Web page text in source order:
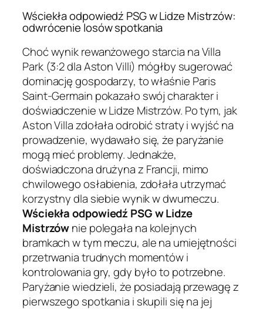
Wściekła odpowiedź PSG w Lidze Mistrzów:
odwrócenie losów spotkania
Choć wynik rewanżowego starcia na Villa
Park (3:2 dla Aston Villi) mógłby sugerować
dominację gospodarzy, to właśnie Paris
Saint-Germain pokazało swój charakter i
doświadczenie w Lidze Mistrzów. Po tym, jak
Aston Villa zdołała odrobić straty i wyjść na
prowadzenie, wydawało się, że paryżanie
mogą mieć problemy. Jednakże,
doświadczona drużyna z Francji, mimo
chwilowego osłabienia, zdołała utrzymać
korzystny dla siebie wynik w dwumeczu.
Wściekła odpowiedź PSG w Lidze
Mistrzównie polegała na kolejnych
bramkach w tym meczu, ale na umiejętności
przetrwania trudnych momentów i
kontrolowania gry, gdy było to potrzebne.
Paryżanie wiedzieli, że posiadają przewagę z
pierwszego spotkania i skupili się na jej